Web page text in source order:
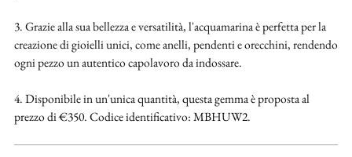
3. Grazie alla sua bellezza e versatilità, l'acquamarina è perfetta per la
creazione di gioielli unici, come anelli, pendenti e orecchini, rendendo
ogni pezzo un autentico capolavoro da indossare.
4. Disponibile in un'unica quantità, questa gemma è proposta al
prezzo di €350. Codice identificativo: MBHUW2.